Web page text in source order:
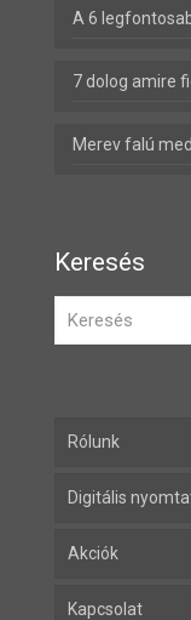
A 6
7 dolog amire
Merev falú
Keresés
Rólunk
Digitális
Akciók
Kapcsolat